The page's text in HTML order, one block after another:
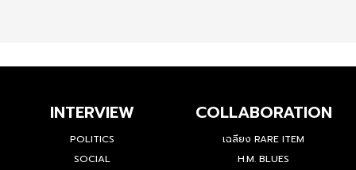
INTERVIEW
POLITICS
SOCIAL
COLLABORATION
เฉลียง RARE ITEM
H.M. BLUES